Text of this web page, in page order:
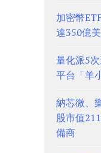
加密幣
達350億
量化派5
平台「羊
納芯微、
股市值
備商